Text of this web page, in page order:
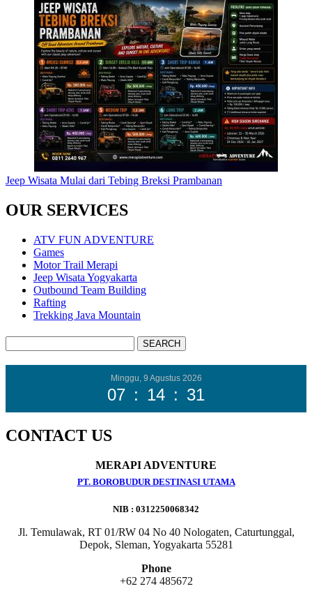
Jeep Wisata Mulai dari Tebing Breksi Prambanan
OUR SERVICES
ATV FUN ADVENTURE
Games
Motor Trail Merapi
Jeep Wisata Yogyakarta
Outbound Team Building
Rafting
Trekking Java Mountain
Minggu, 9 Agustus 2026
07 : 14 : 32
CONTACT US
MERAPI ADVENTURE
PT. BOROBUDUR DESTINASI UTAMA
NIB : 0312250068342
Jl. Temulawak, RT 01/RW 04 No 40 Nologaten, Caturtunggal,
Depok, Sleman, Yogyakarta 55281
Phone
+62 274 485672